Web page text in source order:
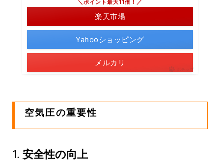
＼ポイント最大11倍！／
楽天市場
Yahooショッピング
メルカリ
ポチップ
空気圧の重要性
1. 安全性の向上